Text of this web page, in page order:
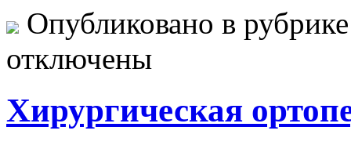
Опубликовано в
отключены
Хирургическая